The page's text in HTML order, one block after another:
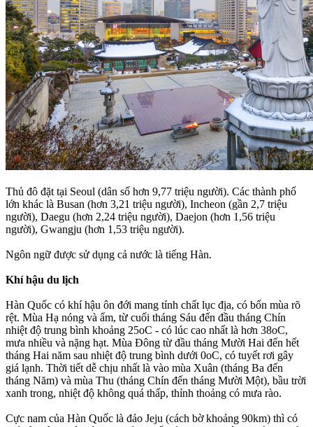
Thủ đô đặt tại Seoul (dân số hơn 9,77 triệu người). Các thành phố
lớn khác là Busan (hơn 3,21 triệu người), Incheon (gần 2,7 triệu
người), Daegu (hơn 2,24 triệu người), Daejon (hơn 1,56 triệu
người), Gwangju (hơn 1,53 triệu người).
Ngôn ngữ được sử dụng cả nước là tiếng Hàn.
Khí hậu du lịch
Hàn Quốc có khí hậu ôn đới mang tính chất lục địa, có bốn mùa rõ
rệt. Mùa Hạ nóng và ẩm, từ cuối tháng Sáu đến đầu tháng Chín
nhiệt độ trung bình khoảng 25oC - có lúc cao nhất là hơn 38oC,
mưa nhiều và nặng hạt. Mùa Đông từ đầu tháng Mười Hai đến hết
tháng Hai năm sau nhiệt độ trung bình dưới 0oC, có tuyết rơi gây
giá lạnh. Thời tiết dễ chịu nhất là vào mùa Xuân (tháng Ba đến
tháng Năm) và mùa Thu (tháng Chín đến tháng Mười Một), bầu trời
xanh trong, nhiệt độ không quá thấp, thỉnh thoảng có mưa rào.
Cực nam của Hàn Quốc là đảo Jeju (cách bờ khoảng 90km) thì có